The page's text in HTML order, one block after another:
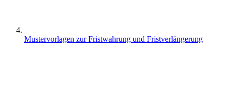
Mustervorlagen zur Fristwahrung und Fristverlängerung